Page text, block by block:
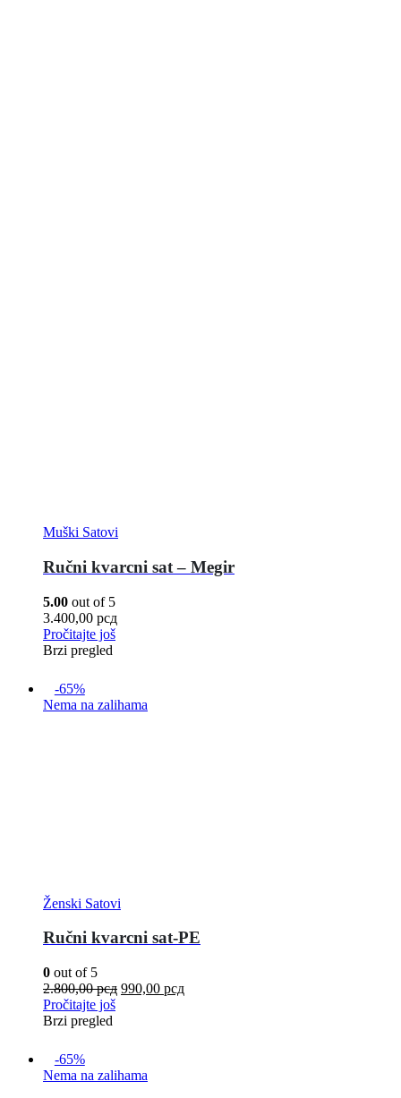
Muški Satovi
Ručni kvarcni sat – Megir
5.00 out of 5
3.400,00 рсд
Pročitajte još
Brzi pregled
-65%
Nema na zalihama
Ženski Satovi
Ručni kvarcni sat-PE
0 out of 5
2.800,00рсд 990,00 рсд
Pročitajte još
Brzi pregled
-65%
Nema na zalihama